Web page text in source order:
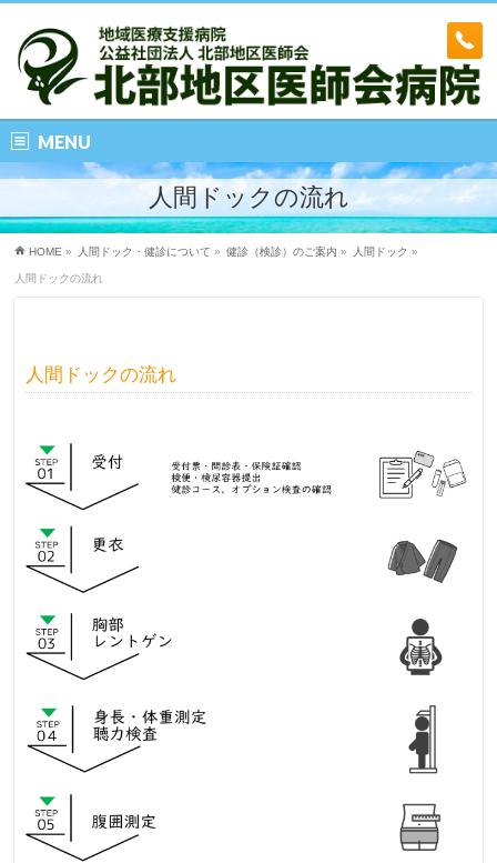
MENU
人間ドックの流れ
HOME » 人間ドック・健診について » 健診（検診）のご案内 » 人間ドック »
人間ドックの流れ
人間ドックの流れ